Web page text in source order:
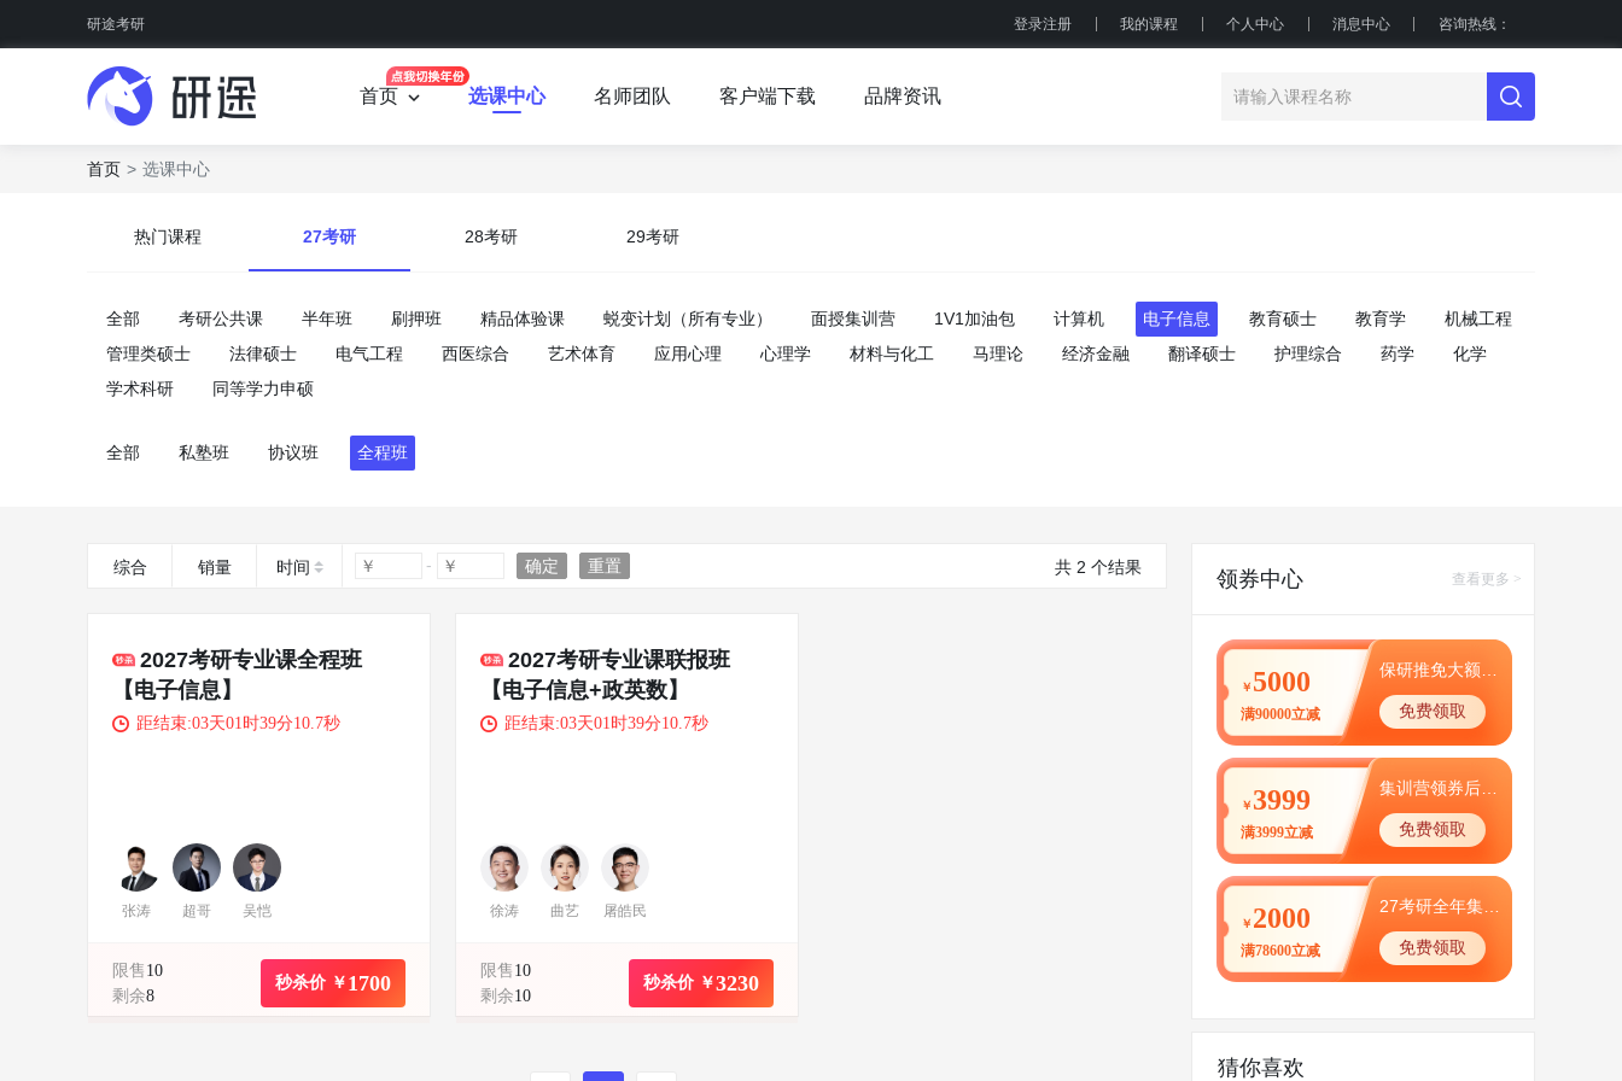
研途考研 登录注册 我的课程 个人中心 消息中心 咨询热线：
首页 选课中心 名师团队 客户端下载 品牌资讯
首页 选课中心
热门课程 27考研 28考研 29考研
全部 考研公共课 半年班 刷押班 精品体验课 蜕变计划（所有专业） 面授集训营 1V1加油包 计算机 电子信息 教育硕士 教育学
机械工程
管理类硕士
法律硕士 电气工程 西医综合 艺术体育 应用心理 心理学 材料与化工 马理论 经济金融 翻译硕士 护理综合 药学
化学
学术科研
同等学力申硕
全部 私塾班 协议班 全程班
综合 销量 时间 确定 重置 共 2 个结果
2027考研专业课全程班
【电子信息】
距结束:03天01时39分10.3秒
张涛 超哥 吴恺
限售 10
剩余8
秒杀价 ￥ 1700
2027考研专业课联报班
【电子信息+政英数】
距结束:03天01时39分10.3秒
徐涛 曲艺 屠皓民
限售 10
剩余10
秒杀价 ￥3230
领券中心 查看更多 >
￥ 5000
满90000立减 免费领取
￥ 3999
满3999立减 免费领取
￥ 2000
满78600立减 免费领取
猜你喜欢